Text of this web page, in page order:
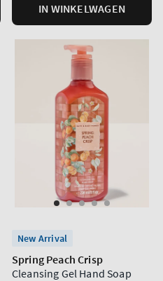
IN WINKELWAGEN
New Arrival
Spring Peach Crisp
Cleansing Gel Hand Soap